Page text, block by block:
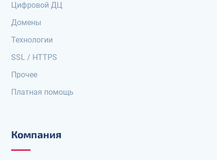
Цифровой ДЦ
Домены
Технологии
SSL / HTTPS
Прочее
Платная помощь
Компания